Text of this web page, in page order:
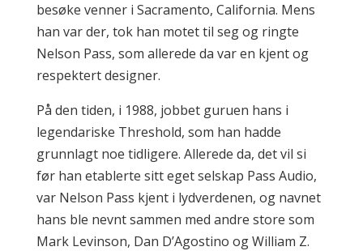
besøke venner i Sacramento, California. Mens
han var der, tok han motet til seg og ringte
Nelson Pass, som allerede da var en kjent og
respektert designer.
På den tiden, i 1988, jobbet guruen hans i
legendariske Threshold, som han hadde
grunnlagt noe tidligere. Allerede da, det vil si
før han etablerte sitt eget selskap Pass Audio,
var Nelson Pass kjent i lydverdenen, og navnet
hans ble nevnt sammen med andre store som
Mark Levinson, Dan D’Agostino og William Z.